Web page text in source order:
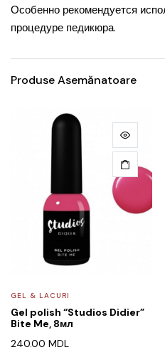
Особенно рекомендуется
процедуре педикюра.
Produse Asemănatoare
GEL & LACURI
Gel polish “Studios Didier”
Bite Me, 8мл
240.00 MDL